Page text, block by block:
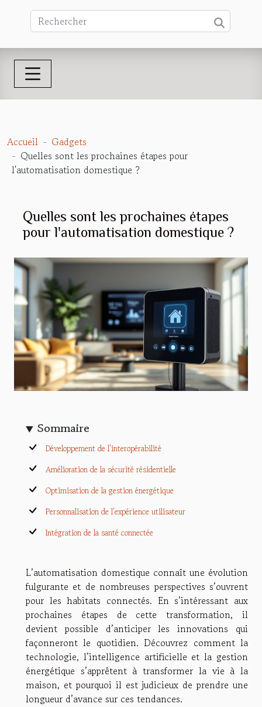
Accueil
Gadgets
Quelles sont les prochaines étapes pour
l'automatisation domestique ?
Quelles sont les prochaines étapes
pour l'automatisation domestique ?
Sommaire
Développement de l’interopérabilité
Amélioration de la sécurité résidentielle
Optimisation de la gestion énergétique
Personnalisation de l’expérience utilisateur
Intégration de la santé connectée
L’automatisation domestique connaît une évolution
fulgurante et de nombreuses perspectives s’ouvrent
pour les habitats connectés. En s’intéressant aux
prochaines étapes de cette transformation, il
devient possible d’anticiper les innovations qui
façonneront le quotidien. Découvrez comment la
technologie, l’intelligence artificielle et la gestion
énergétique s’apprêtent à transformer la vie à la
maison, et pourquoi il est judicieux de prendre une
longueur d’avance sur ces tendances.